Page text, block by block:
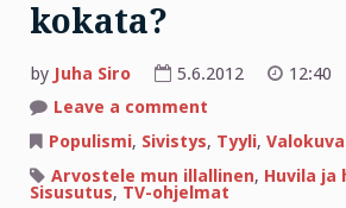
kokata?
by Juha Siro 5.6.2012
12:40
Leave a comment
me
ennen
osattiin
kokata?
Populismi, Sivistys, Tyyli,
Arvostele mun illallinen, Huvila ja
Sisusutus, TV-ohjelmat